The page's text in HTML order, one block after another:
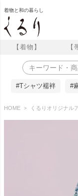
着物と和の暮らし
【着物】 【
#Tシャツ襦袢 #
HOME くるりオリジナル